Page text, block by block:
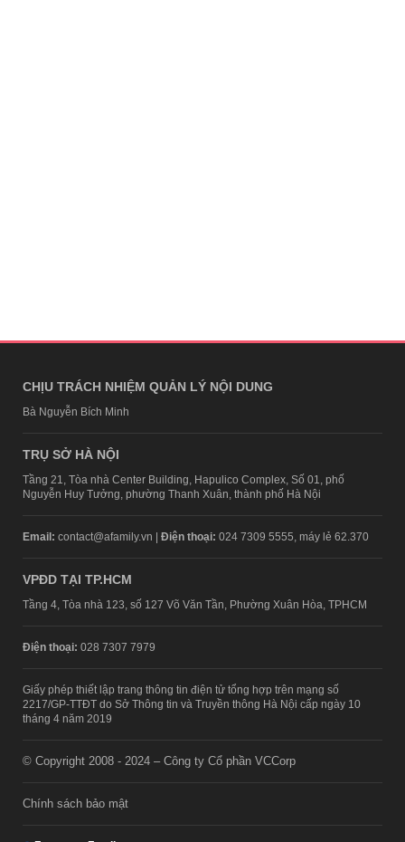
CHỊU TRÁCH NHIỆM QUẢN LÝ NỘI DUNG
Bà Nguyễn Bích Minh
TRỤ SỞ HÀ NỘI
Tầng 21, Tòa nhà Center Building, Hapulico Complex, Số 01, phố
Nguyễn Huy Tưởng, phường Thanh Xuân, thành phố Hà Nội
Email: contact@afamily.vn | Điện thoại: 024 7309 5555, máy lẻ 62.370
VPĐD TẠI TP.HCM
Tầng 4, Tòa nhà 123, số 127 Võ Văn Tần, Phường Xuân Hòa, TPHCM
Điện thoại: 028 7307 7979
Giấy phép thiết lập trang thông tin điện tử tổng hợp trên mạng số
2217/GP-TTĐT do Sở Thông tin và Truyền thông Hà Nội cấp ngày 10
tháng 4 năm 2019
© Copyright 2008 - 2024 – Công ty Cổ phần VCCorp
Chính sách bảo mật